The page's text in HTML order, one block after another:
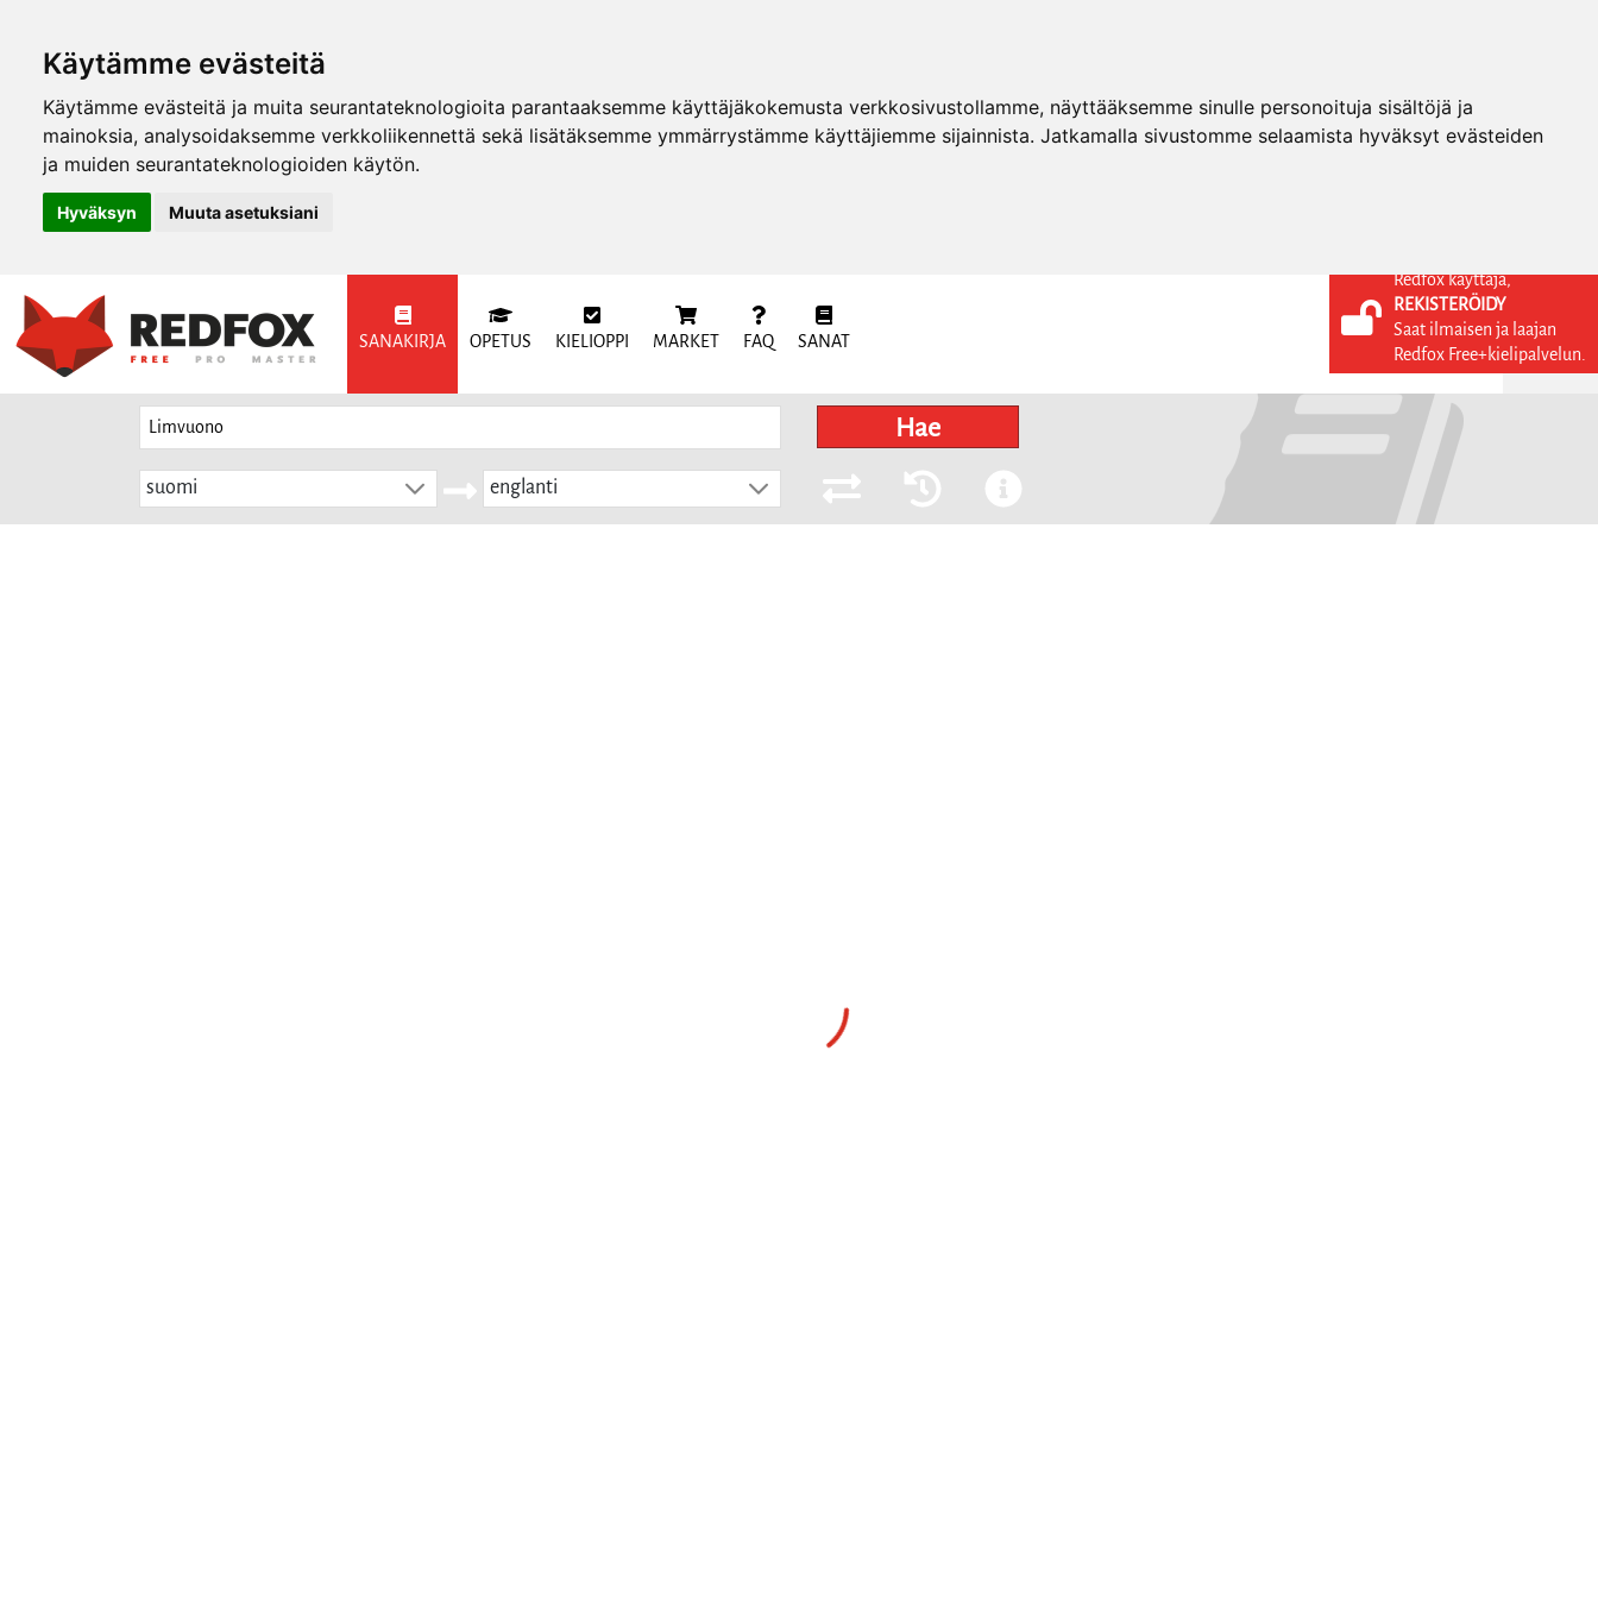
Käytämme evästeitä
Käytämme evästeitä ja muita seurantateknologioita parantaaksemme käyttäjäkokemusta verkkosivustollamme, näyttääksemme sinulle personoituja sisältöjä ja
mainoksia, analysoidaksemme verkkoliikennettä sekä lisätäksemme ymmärrystämme käyttäjiemme sijainnista. Jatkamalla sivustomme selaamista hyväksyt evästeiden
ja muiden seurantateknologioiden käytön.
Hyväksyn Muuta asetuksiani
SANAKIRJA OPETUS KIELIOPPI MARKET FAQ SANAT
KIRJAUDU SISÄÄN
REKISTERÖIDY
Hae
suomi englanti
Redfox käyttäjä,
REKISTERÖIDY
Saat ilmaisen ja laajan
Redfox Free+kielipalvelun.